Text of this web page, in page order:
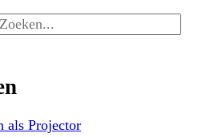
als Projector